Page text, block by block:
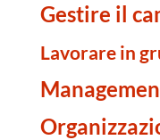
Gestire il
Lavorare in